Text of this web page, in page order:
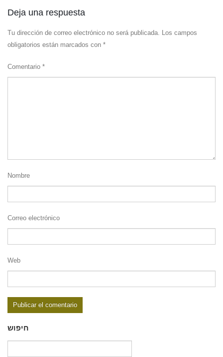
Deja una respuesta
Tu dirección de correo electrónico no será publicada. Los campos
obligatorios están marcados con *
Comentario *
Nombre
Correo electrónico
Web
חיפוש